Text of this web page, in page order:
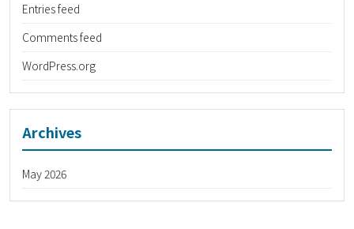
Entries feed
Comments feed
WordPress.org
Archives
May 2026